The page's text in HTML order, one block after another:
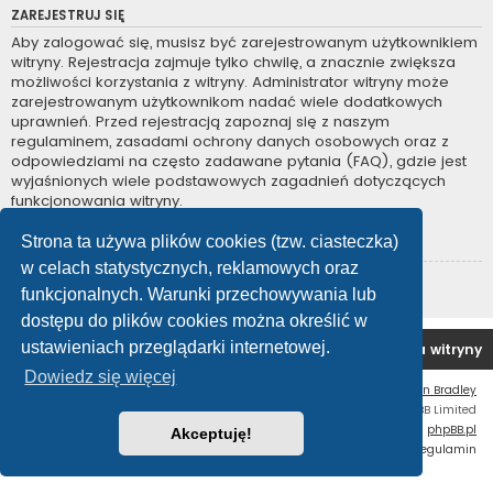
Strona ta używa plików cookies (tzw. ciasteczka)
w celach statystycznych, reklamowych oraz
funkcjonalnych. Warunki przechowywania lub
dostępu do plików cookies można określić w
ustawieniach przeglądarki internetowej.
Dowiedz się więcej
Akceptuję!
ZAREJESTRUJ SIĘ
Aby zalogować się, musisz być zarejestrowanym użytkownikiem
witryny. Rejestracja zajmuje tylko chwilę, a znacznie zwiększa
możliwości korzystania z witryny. Administrator witryny może
zarejestrowanym użytkownikom nadać wiele dodatkowych
uprawnień. Przed rejestracją zapoznaj się z naszym
regulaminem, zasadami ochrony danych osobowych oraz z
odpowiedziami na często zadawane pytania (FAQ), gdzie jest
wyjaśnionych wiele podstawowych zagadnień dotyczących
funkcjonowania witryny.
Regulamin |Zasady ochrony danych osobowych
Zarejestruj się
Forum OC PL Strona główna Usuń ciasteczka witryny
Ian Bradley
Technologię dostarczaphpBB® Forum Software © phpBB Limited
Polski pakiet językowy dostarcza phpBB.pl
Zasady ochrony danych osobowych
Regulamin